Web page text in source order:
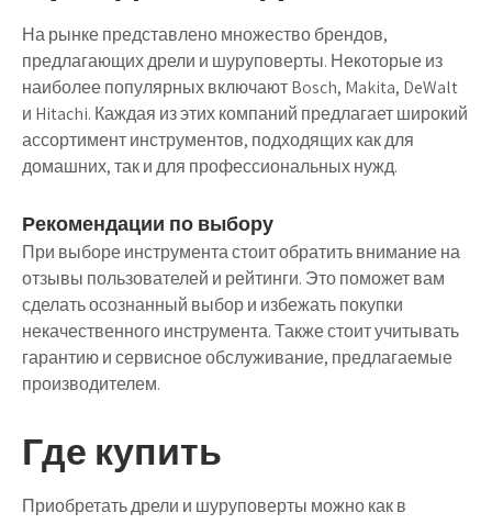
На рынке представлено множество брендов,
предлагающих дрели и шуруповерты. Некоторые из
наиболее популярных включают Bosch, Makita, DeWalt
и Hitachi. Каждая из этих компаний предлагает широкий
ассортимент инструментов, подходящих как для
домашних, так и для профессиональных нужд.
Рекомендации по выбору
При выборе инструмента стоит обратить внимание на
отзывы пользователей и рейтинги. Это поможет вам
сделать осознанный выбор и избежать покупки
некачественного инструмента. Также стоит учитывать
гарантию и сервисное обслуживание, предлагаемые
производителем.
Где купить
Приобретать дрели и шуруповерты можно как в